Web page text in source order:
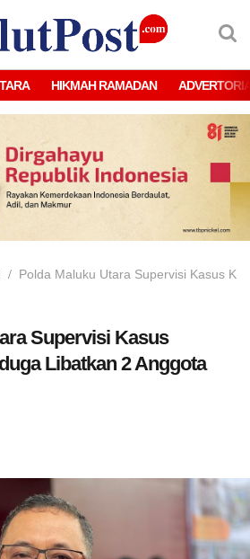
HIKMAH RAMADAN
Polda Maluku Utara Supervisi Kasus
Supervisi Kasus
Libatkan 2 Anggota